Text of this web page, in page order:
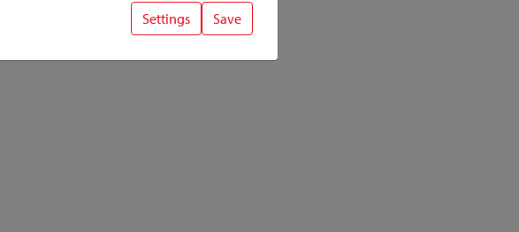
Settings Save